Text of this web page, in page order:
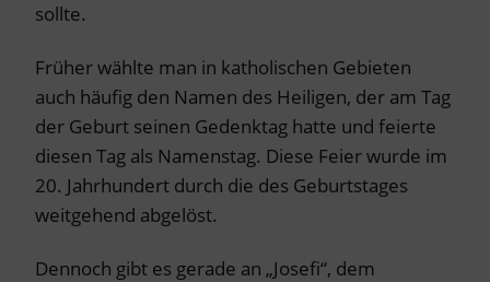
sollte.
Früher wählte man in katholischen Gebieten
auch häufig den Namen des Heiligen, der am Tag
der Geburt seinen Gedenktag hatte und feierte
diesen Tag als Namenstag. Diese Feier wurde im
20. Jahrhundert durch die des Geburtstages
weitgehend abgelöst.
Dennoch gibt es gerade an „Josefi“, dem